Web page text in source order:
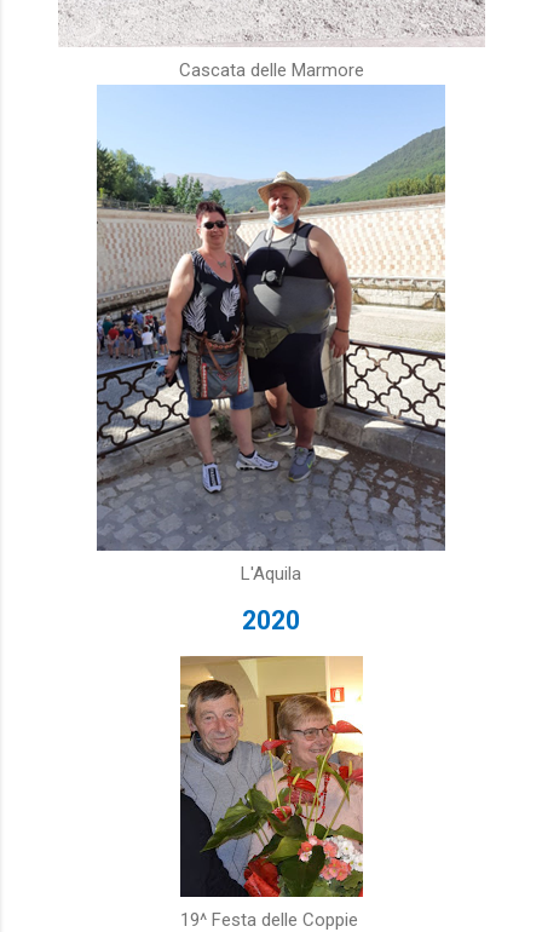
Cascata delle Marmore
L'Aquila
2020
19^ Festa delle Coppie